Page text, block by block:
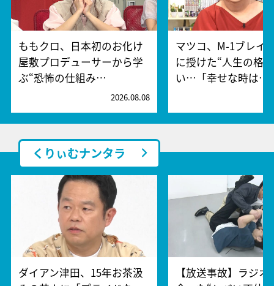
ももクロ、日本初のお化け
屋敷プロデューサーから学
ぶ“恐怖の仕組み…
2026.08.08
マツコ、M-1ブレイ
に授けた“人生の格
い…「幸せな時は…
くりぃむナンタラ
ダイアン津田、15年お茶汲
【放送事故】ラジオ